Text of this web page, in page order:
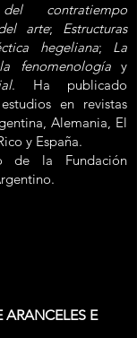
contratiempo
arte; Estructuras
hegeliana; La
fenomenologíay
. Ha publicado
en revistas
Alemania, El
y España.
de la Fundación
E